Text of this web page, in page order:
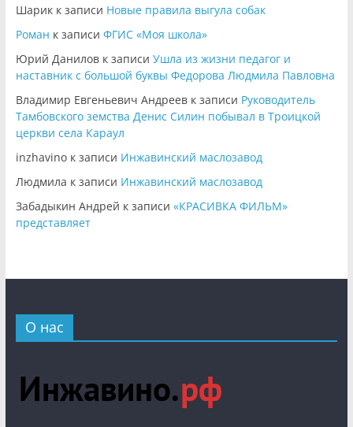
Шарикк записи Новые правила выгула собак
Роман к записи ФГИС «Моя школа»
Юрий Даниловк записи Ушла из жизни педагог и
наставник с большой буквы Федорова Людмила Павловна
Владимир Евгеньевич Андреевк записи Руководитель
Тамбовского земства Денис Силин побывал в Троицкой
церкви села Караул
inzhavinoк записи Инжавинский маслозавод
Людмила к записи Инжавинский маслозавод
Забадыкин Андрей к записи «КРАСИВКА ФИЛЬМ»
представляет
О нас